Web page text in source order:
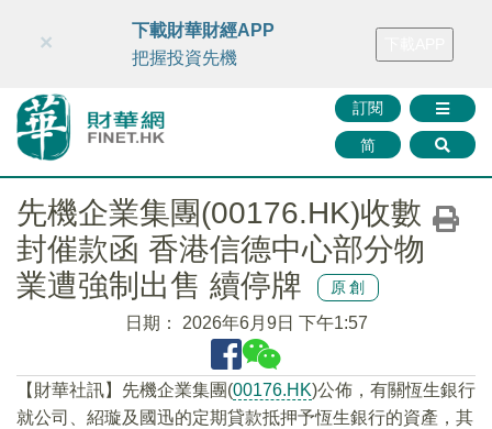
財華智庫網 FINTV FINMETA 財華證券 媒體矩陣
訂閱
简
×
下載財華財經APP
把握投資先機
先機企業集團(00176.HK)收數
封催款函 香港信德中心部分物
業遭強制出售 續停牌
原創
日期： 2026年6月9日 下午1:57
【財華社訊】先機企業集團(00176.HK)公佈，有關恆生銀行
就公司、紹璇及國迅的定期貸款抵押予恆生銀行的資產，其